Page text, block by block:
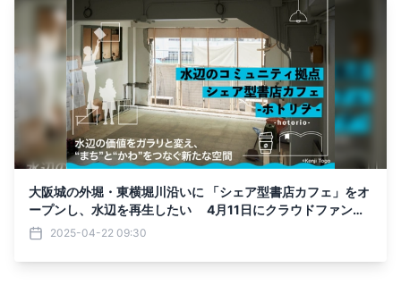
大阪城の外堀・東横堀川沿いに 「シェア型書店カフェ」をオ
ープンし、水辺を再生したい 4月11日にクラウドファンデ
ィングを開始
2025-04-22 09:30